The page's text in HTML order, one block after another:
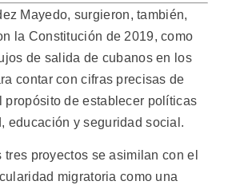
Mayedo, surgieron, también,
la Constitución de 2019, como
de salida de cubanos en los
contar con cifras precisas de
propósito de establecer políticas
educación y seguridad social.
tres proyectos se asimilan con el
migratoria como una